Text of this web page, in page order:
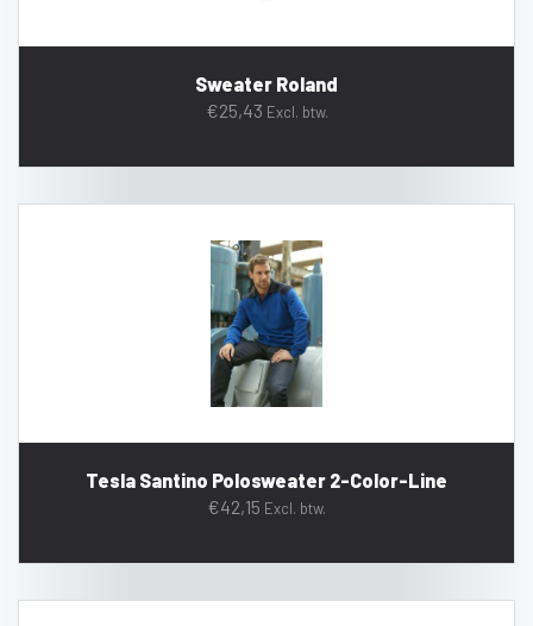
Sweater Roland
€25,43 Excl. btw.
Tesla Santino Polosweater 2-Color-Line
€42,15 Excl. btw.